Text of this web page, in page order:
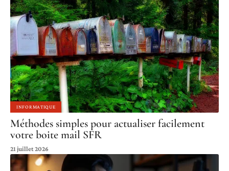
INFORMATIQUE
Méthodes simples pour actualiser facilement
votre boite mail SFR
21 juillet 2026